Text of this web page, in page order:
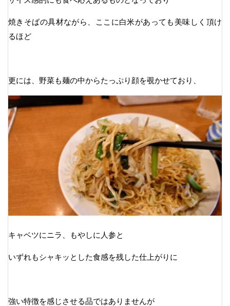
焼きそばの具材ながら、ここに白米があっても美味しく頂け
るほど
更には、野菜も麺の中からたっぷり顔を覗かせており、
キャベツにニラ、もやしに人参と
いずれもシャキッとした食感を残した仕上がりに
強い特徴を感じさせる品ではありませんが